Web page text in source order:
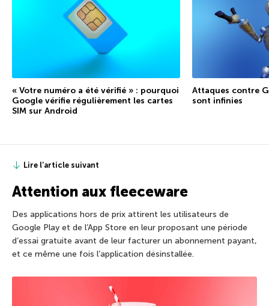
« Votre numéro a été vérifié » : pourquoi
Google vérifie régulièrement les cartes
SIM sur Android
Attaques contre
sont infinies
Lire l’article suivant
Attention aux fleeceware
Des applications hors de prix attirent les utilisateurs de
Google Play et de l’App Store en leur proposant une période
d’essai gratuite avant de leur facturer un abonnement payant,
et ce même une fois l’application désinstallée.